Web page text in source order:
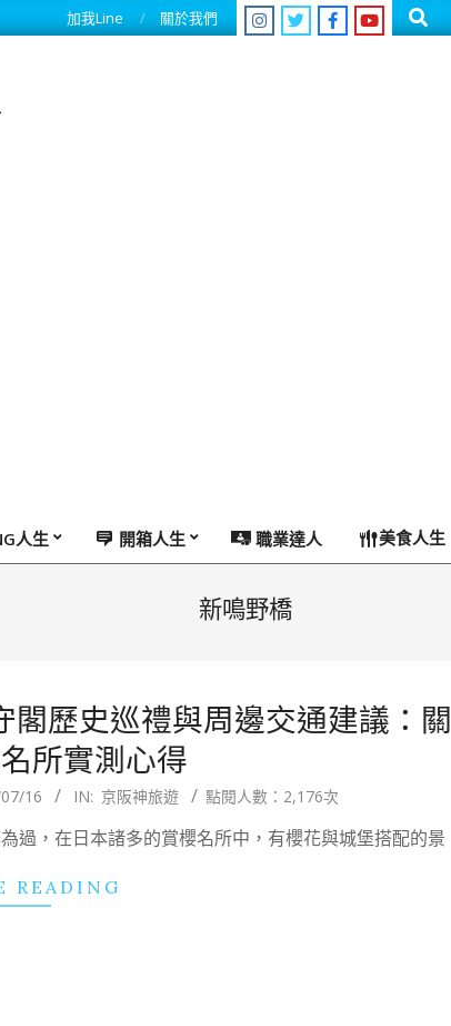
加我Line 關於我們 Search
人生 開箱人生 職業達人 美食人生
新鳴野橋
歷史巡禮與周邊交通建議：關
所實測心得
16 IN: 京阪神旅遊 點閱人數：2,176次
過，在日本諸多的賞櫻名所中，有櫻花與城堡搭配的景
READING